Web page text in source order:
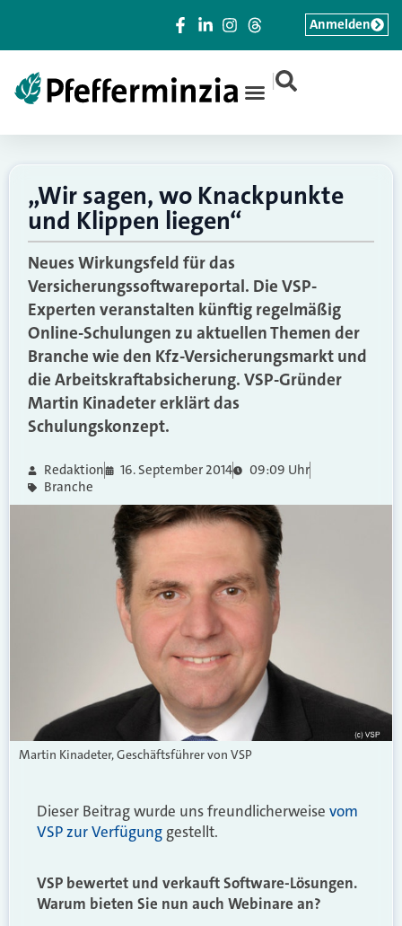
|
Anmelden
„Wir sagen, wo Knackpunkte
und Klippen liegen“
Neues Wirkungsfeld für das
Versicherungssoftwareportal. Die VSP-
Experten veranstalten künftig regelmäßig
Online-Schulungen zu aktuellen Themen der
Branche wie den Kfz-Versicherungsmarkt und
die Arbeitskraftabsicherung. VSP-Gründer
Martin Kinadeter erklärt das
Schulungskonzept.
Redaktion 16. September 2014
09:09 Uhr
Branche
Martin Kinadeter, Geschäftsführer von VSP
Dieser Beitrag wurde uns freundlicherweise vom
VSP zur Verfügung gestellt.
VSP bewertet und verkauft Software-Lösungen.
Warum bieten Sie nun auch Webinare an?